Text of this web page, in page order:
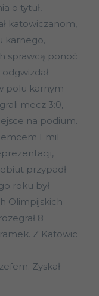
o tytuł,
katowiczanom,
karnego,
sprawcą ponoć
polu karnym
mecz 3:0,
na podium.
Emil
przypadł
roku był
Olimpijskich
8
Z Katowic
Zyskał